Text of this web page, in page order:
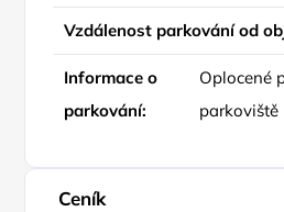
Vzdálenost parkování od
Informace o
parkování:
Oplocené
parkoviště
Ceník